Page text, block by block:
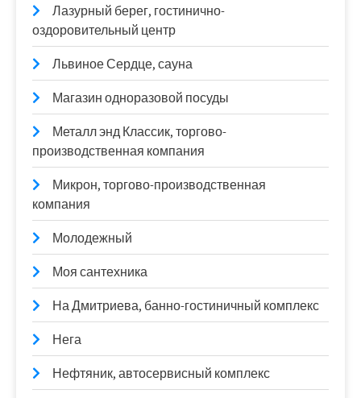
Лазурный берег, гостинично-
оздоровительный центр
Львиное Сердце, сауна
Магазин одноразовой посуды
Металл энд Классик, торгово-
производственная компания
Микрон, торгово-производственная
компания
Молодежный
Моя сантехника
На Дмитриева, банно-гостиничный комплекс
Нега
Нефтяник, автосервисный комплекс